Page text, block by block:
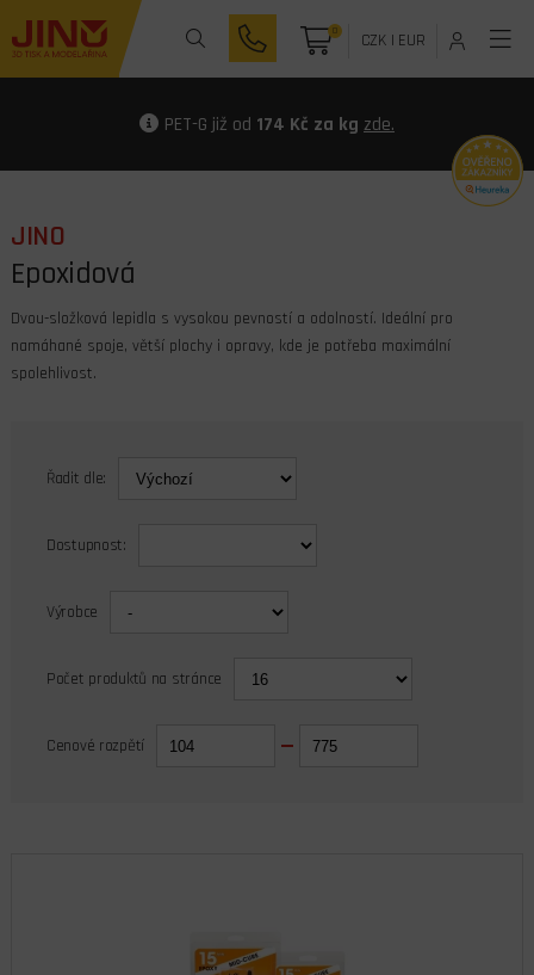
0 CZK| EUR
PET-G již od 174 Kč za kg zde.
JINO
Epoxidová
Dvou­-složková lepidla s vysokou pevností a odolností. Ideální pro
namáhané spoje, větší plochy i opravy, kde je potřeba maximální
spolehlivost.
Řadit dle:
Dostupnost:
Výrobce
Počet produktů na stránce
Cenové rozpětí